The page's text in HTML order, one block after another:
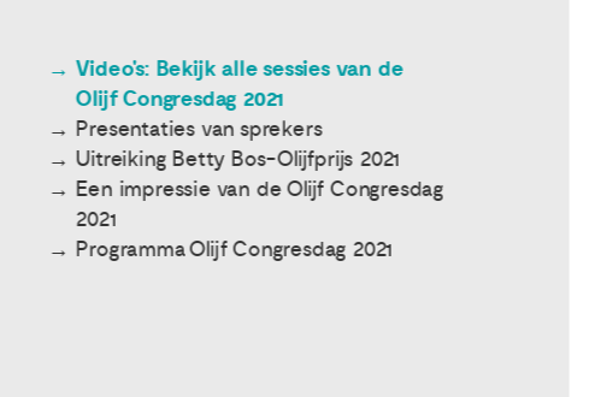
Video's: Bekijk alle sessies van de
Olijf Congresdag 2021
Presentaties van sprekers
Uitreiking Betty Bos-Olijfprijs 2021
Een impressie van de Olijf Congresdag
2021
Programma Olijf Congresdag 2021